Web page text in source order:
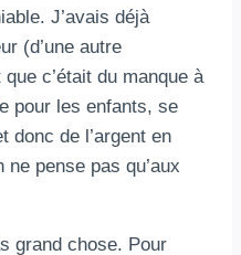
J’avais déjà
(d’une autre
c’était du manque à
pour les enfants, se
donc de l’argent en
pense pas qu’aux
grand chose. Pour